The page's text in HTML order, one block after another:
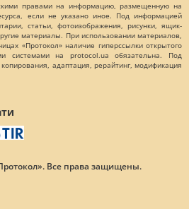
правами на информацию, размещенную на
если не указано иное. Под информацией
статьи, фотоизображения, рисунки, ящик-
материалы. При использовании материалов,
«Протокол» наличие гиперссылки открытого
системами на protocol.ua обязательна. Под
адаптация, рерайтинг, модификация
Все права защищены.